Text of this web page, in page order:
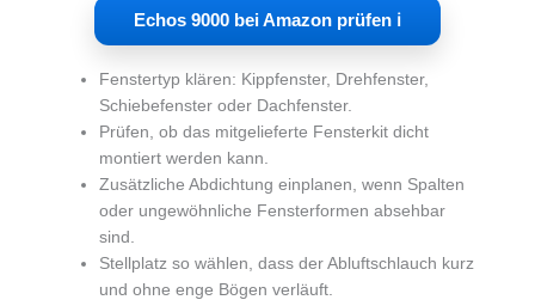
Echos 9000 bei Amazon prüfen ℹ︎
Fenstertyp klären: Kippfenster, Drehfenster,
Schiebefenster oder Dachfenster.
Prüfen, ob das mitgelieferte Fensterkit dicht
montiert werden kann.
Zusätzliche Abdichtung einplanen, wenn Spalten
oder ungewöhnliche Fensterformen absehbar
sind.
Stellplatz so wählen, dass der Abluftschlauch kurz
und ohne enge Bögen verläuft.